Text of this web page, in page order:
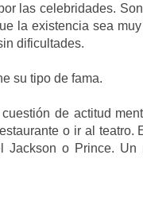
las celebridades.
la existencia sea
dificultades.
su tipo de fama.
de actitud
o ir al teatro.
Jackson o Prince. Un